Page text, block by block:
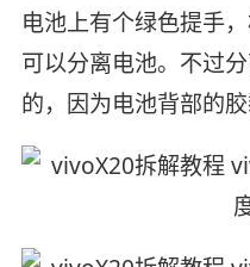
电池上有个绿色提手
可以分离电池。不过
的，因为电池背部的胶